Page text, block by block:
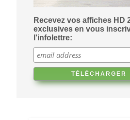
Recevez vos affiches HD
exclusives en vous
l'infolettre: